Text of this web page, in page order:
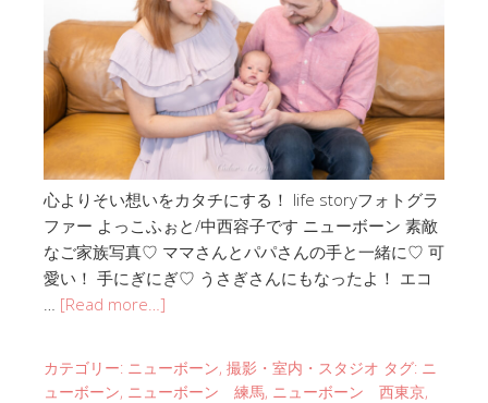
心よりそい想いをカタチにする！ life storyフォトグラ
ファー よっこふぉと/中西容子です ニューボーン 素敵
なご家族写真♡ ママさんとパパさんの手と一緒に♡ 可
愛い！ 手にぎにぎ♡ うさぎさんにもなったよ！ エコ
[Read more…]
カテゴリー: ニューボーン, 撮影・室内・スタジオ タグ: ニ
ューボーン, ニューボーン 練馬, ニューボーン 西東京,